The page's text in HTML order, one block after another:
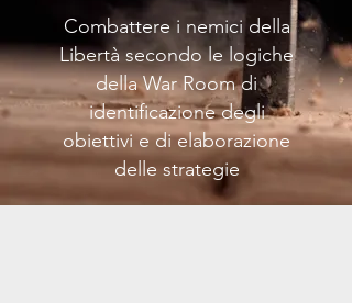
Combattere i nemici della
Libertà secondo le logiche
della War Room di
identificazione degli
obiettivi e di elaborazione
delle strategie